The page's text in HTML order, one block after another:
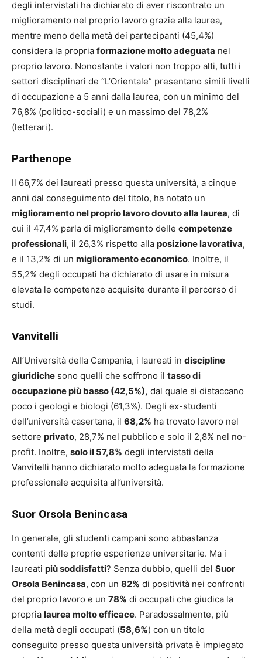
degli intervistati ha dichiarato di aver riscontrato un
miglioramento nel proprio lavoro grazie alla laurea,
mentre meno della metà dei partecipanti (45,4%)
considera la propria formazione molto adeguata nel
proprio lavoro. Nonostante i valori non troppo alti, tutti i
settori disciplinari de “L’Orientale” presentano simili livelli
di occupazione a 5 anni dalla laurea, con un minimo del
76,8% (politico-sociali) e un massimo del 78,2%
(letterari).
Parthenope
Il 66,7% dei laureati presso questa università, a cinque
anni dal conseguimento del titolo, ha notato un
miglioramento nel proprio lavoro dovuto alla laurea, di
cui il 47,4% parla di miglioramento delle competenze
professionali, il 26,3% rispetto alla posizione lavorativa,
e il 13,2% di un miglioramento economico. Inoltre, il
55,2% degli occupati ha dichiarato di usare in misura
elevata le competenze acquisite durante il percorso di
studi.
Vanvitelli
All’Università della Campania, i laureati in discipline
giuridiche sono quelli che soffrono il tasso di
occupazione più basso (42,5%), dal quale si distaccano
poco i geologi e biologi (61,3%). Degli ex-studenti
dell’università casertana, il 68,2% ha trovato lavoro nel
settore privato, 28,7% nel pubblico e solo il 2,8% nel no-
profit. Inoltre, solo il 57,8% degli intervistati della
Vanvitelli hanno dichiarato molto adeguata la formazione
professionale acquisita all’università.
Suor Orsola Benincasa
In generale, gli studenti campani sono abbastanza
contenti delle proprie esperienze universitarie. Ma i
laureati più soddisfatti? Senza dubbio, quelli del Suor
Orsola Benincasa, con un 82% di positività nei confronti
del proprio lavoro e un 78% di occupati che giudica la
propria laurea molto efficace. Paradossalmente, più
della metà degli occupati (58,6%) con un titolo
conseguito presso questa università privata è impiegato